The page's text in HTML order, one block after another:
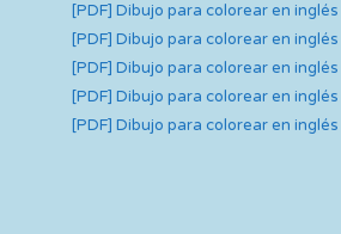
[PDF] Dibujo para colorear en
[PDF] Dibujo para colorear en
[PDF] Dibujo para colorear en
[PDF] Dibujo para colorear en
[PDF] Dibujo para colorear en